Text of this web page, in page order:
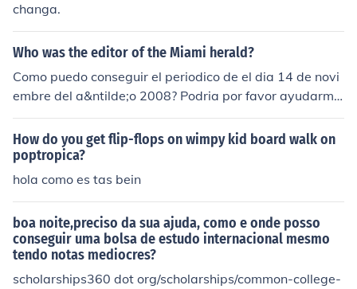
changa.
Who was the editor of the Miami herald?
Como puedo conseguir el periodico de el dia 14 de novi
embre del a&ntilde;o 2008? Podria por favor ayudarm
e?
How do you get flip-flops on wimpy kid board walk on
poptropica?
hola como es tas bein
boa noite,preciso da sua ajuda, como e onde posso
conseguir uma bolsa de estudo internacional mesmo
tendo notas mediocres?
scholarships360 dot org/scholarships/common-college-